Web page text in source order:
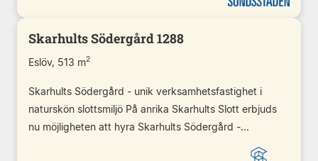
Skarhults Södergård 1288
Eslöv, 513 m2
Skarhults Södergård - unik verksamhetsfastighet i
naturskön slottsmiljö På anrika Skarhults Slott erbjuds
nu möjligheten att hyra Skarhults Södergård -...